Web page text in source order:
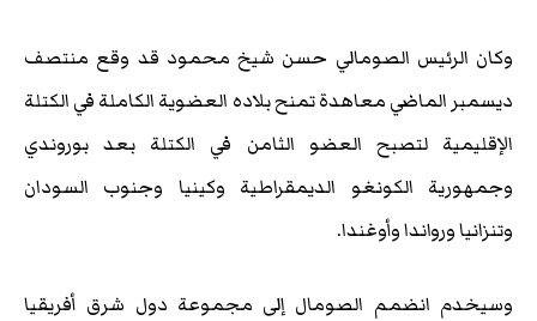
وكان الرئيس الصومالي حسن شيخ محمود قد وقع منتصف
ديسمبر الماضي معاهدة تمنح بلاده العضوية الكاملة في الكتلة
الإقليمية لتصبح العضو الثامن في الكتلة بعد بوروندي
وجمهورية الكونغو الديمقراطية وكينيا وجنوب السودان
وتنزانيا ورواندا وأوغندا.
وسيخدم انضمم الصومال إلى مجموعة دول شرق أفريقيا